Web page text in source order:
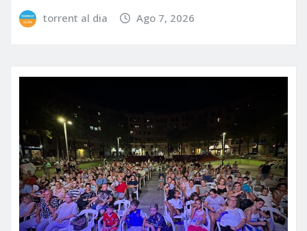
torrent al dia Ago 7, 2026